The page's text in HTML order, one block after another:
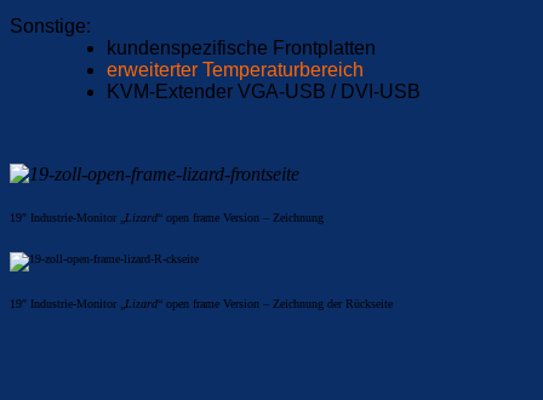
Sonstige:
kundenspezifische Frontplatten
erweiterter Temperaturbereich
KVM-Extender VGA-USB / DVI-USB
19″ Industrie-Monitor „ Lizard“ open frame Version – Zeichnung
19″ Industrie-Monitor „ Lizard“ open frame Version – Zeichnung der Rückseite